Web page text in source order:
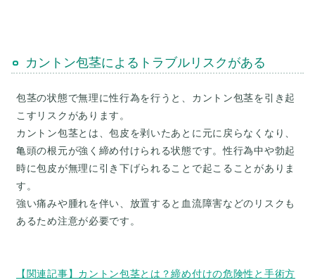
カントン包茎によるトラブルリスクがある
包茎の状態で無理に性行為を行うと、カントン包茎を引き起
こすリスクがあります。
カントン包茎とは、包皮を剥いたあとに元に戻らなくなり、
亀頭の根元が強く締め付けられる状態です。性行為中や勃起
時に包皮が無理に引き下げられることで起こることがありま
す。
強い痛みや腫れを伴い、放置すると血流障害などのリスクも
あるため注意が必要です。
【関連記事】カントン包茎とは？締め付けの危険性と手術方